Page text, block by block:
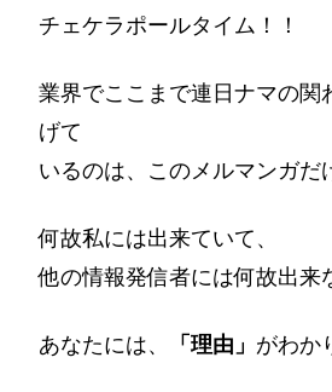
チェケラポールタイム！！
業界でここまで連日ナマの関
げて
いるのは、このメルマンガだ
何故私には出来ていて、
他の情報発信者には何故出来
あなたには、 「理由」 がわか